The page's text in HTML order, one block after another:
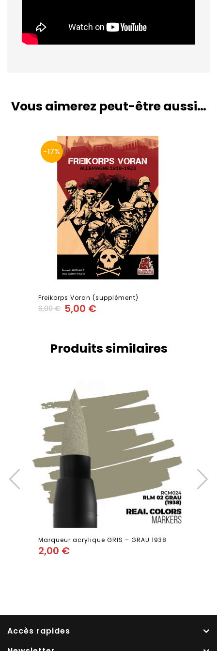
Vous aimerez peut-être aussi…
-17%
Freikorps Voran (supplément)
6,00€ 5,00 €
Produits similaires
Marqueur acrylique GRIS – GRAU 1938
2,00 €
Accès rapides